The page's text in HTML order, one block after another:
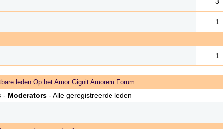
1
1
leden Op het Amor Gignit Amorem Forum
- Moderators - Alle geregistreerde leden